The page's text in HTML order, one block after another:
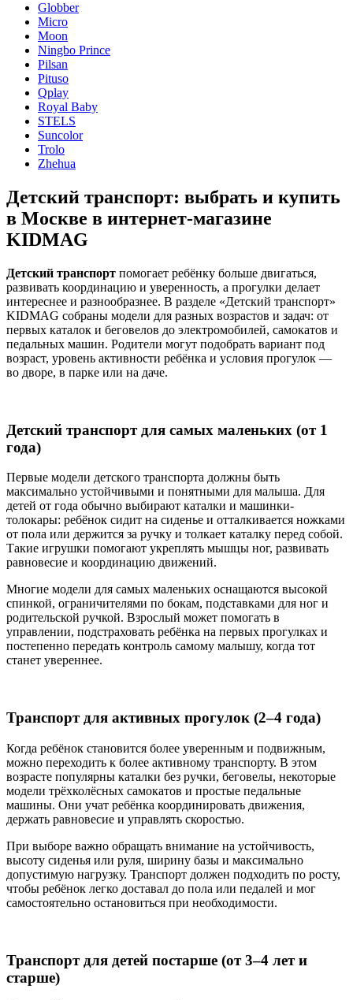
Globber
Micro
Moon
Ningbo Prince
Pilsan
Pituso
Qplay
Royal Baby
STELS
Suncolor
Trolo
Zhehua
Детский транспорт: выбрать и купить
в Москве в интернет-магазине
KIDMAG
Детский транспорт помогает ребёнку больше двигаться,
развивать координацию и уверенность, а прогулки делает
интереснее и разнообразнее. В разделе «Детский транспорт»
KIDMAG собраны модели для разных возрастов и задач: от
первых каталок и беговелов до электромобилей, самокатов и
педальных машин. Родители могут подобрать вариант под
возраст, уровень активности ребёнка и условия прогулок —
во дворе, в парке или на даче.
Детский транспорт для самых маленьких (от 1
года)
Первые модели детского транспорта должны быть
максимально устойчивыми и понятными для малыша. Для
детей от года обычно выбирают каталки и машинки-
толокары: ребёнок сидит на сиденье и отталкивается ножками
от пола или держится за ручку и толкает каталку перед собой.
Такие игрушки помогают укреплять мышцы ног, развивать
равновесие и координацию движений.
Многие модели для самых маленьких оснащаются высокой
спинкой, ограничителями по бокам, подставками для ног и
родительской ручкой. Взрослый может помогать в
управлении, подстраховать ребёнка на первых прогулках и
постепенно передать контроль самому малышу, когда тот
станет увереннее.
Транспорт для активных прогулок (2–4 года)
Когда ребёнок становится более уверенным и подвижным,
можно переходить к более активному транспорту. В этом
возрасте популярны каталки без ручки, беговелы, некоторые
модели трёхколёсных самокатов и простые педальные
машины. Они учат ребёнка координировать движения,
держать равновесие и управлять скоростью.
При выборе важно обращать внимание на устойчивость,
высоту сиденья или руля, ширину базы и максимально
допустимую нагрузку. Транспорт должен подходить по росту,
чтобы ребёнок легко доставал до пола или педалей и мог
самостоятельно остановиться при необходимости.
Транспорт для детей постарше (от 3–4 лет и
старше)